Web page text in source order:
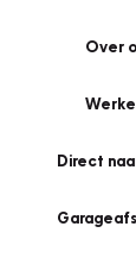
Over
Direct